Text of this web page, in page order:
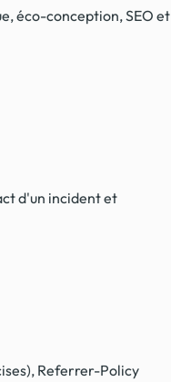
éco-conception, SEO et
d'un incident et
Referrer-Policy